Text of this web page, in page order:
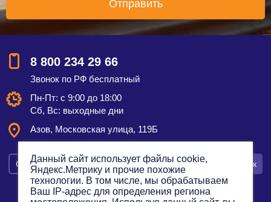
8 800 234 29 66
Звонок по РФ бесплатный
Пн-Пт: с 9:00 до 18:00
Сб, Вс: выходные дни
Азов, Московская улица, 119Б
Смотреть на карте Оставить заявку Заказать звонок
Данный сайт использует файлы cookie,
Яндекс.Метрику и прочие похожие
технологии. В том числе, мы обрабатываем
Ваш IP-адрес для определения региона